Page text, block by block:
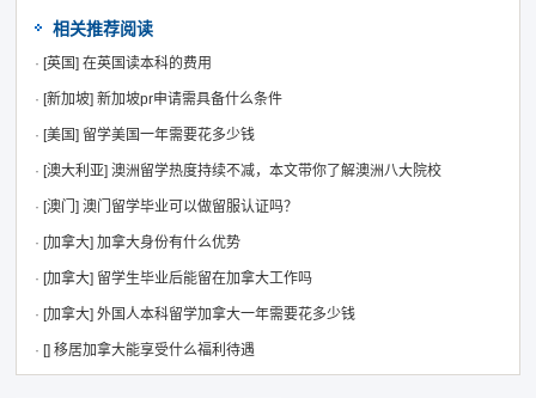
相关推荐阅读
· [英国] 在英国读本科的费用
· [新加坡] 新加坡pr申请需具备什么条件
· [美国] 留学美国一年需要花多少钱
· [澳大利亚] 澳洲留学热度持续不减，本文带你了解澳洲八大院校
· [澳门] 澳门留学毕业可以做留服认证吗？
· [加拿大] 加拿大身份有什么优势
· [加拿大] 留学生毕业后能留在加拿大工作吗
· [加拿大] 外国人本科留学加拿大一年需要花多少钱
· [] 移居加拿大能享受什么福利待遇